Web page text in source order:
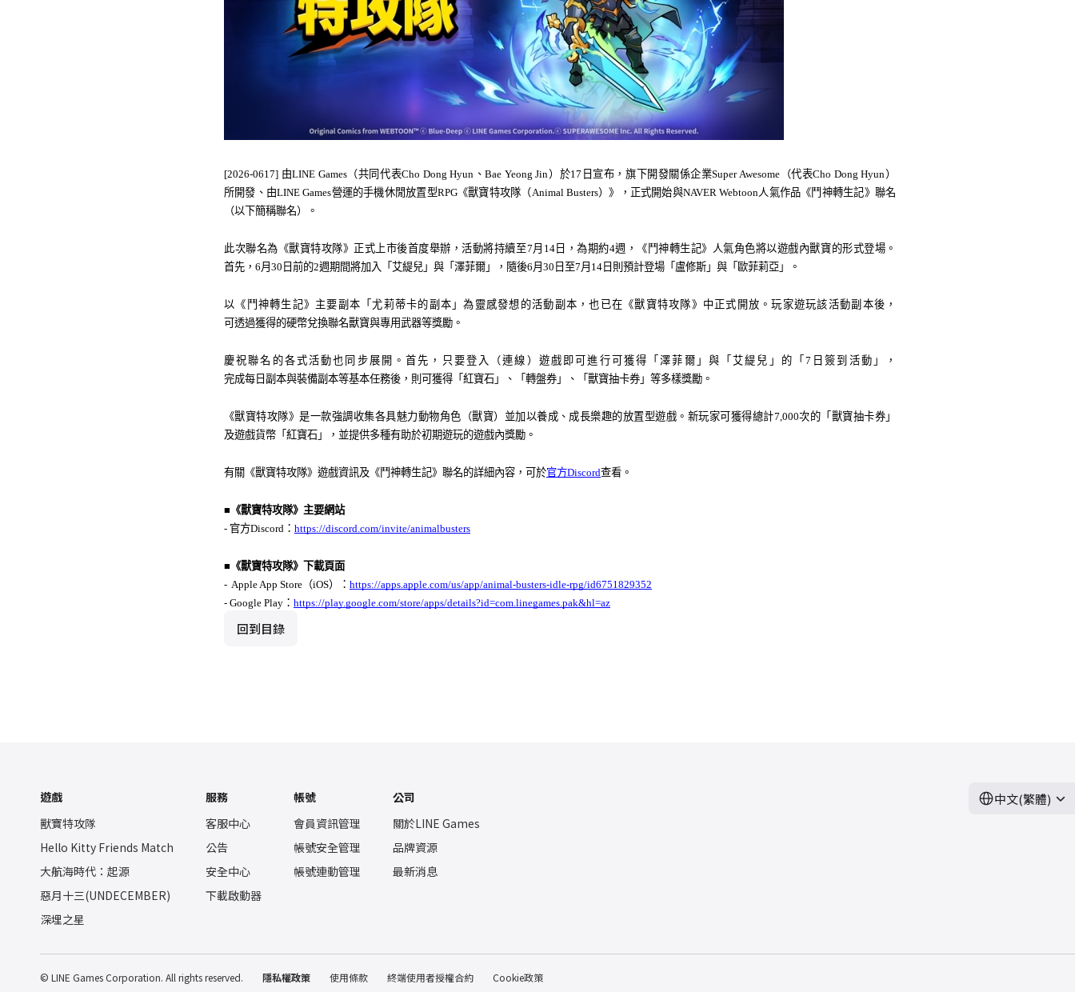
[2026-0617] 由LINE Games（共同代表Cho Dong Hyun、Bae Yeong Jin）於17日宣布，旗下開發關係企業Super Awesome（代表Cho Dong Hyun）
所開發、由LINE Games營運的手機休閒放置型RPG《獸寶特攻隊（Animal Busters）》，正式開始與NAVER Webtoon人氣作品《鬥 神轉生記》聯名
（以下簡稱聯名）。
此次聯名為 《獸寶特攻隊》正式上市後首度舉辦，活動將持續至7月14日，為期約4週，《 鬥神轉生記》人氣角色將以遊戲內獸寶的形式登場。
首先，6月30日前的2週期間將加入「艾緹兒」與「澤菲爾」，隨後6月30日至7月14日則預計登場「盧修斯」與「歐菲莉亞」。
以《 鬥 神轉生記》主要副本「尤莉蒂卡的副本」為 靈感發想的活動副本，也已在《獸寶特攻隊》中正式開放。玩家遊玩該活動副本後，
可透過獲得的硬幣兌換聯名獸寶與專用武器等獎勵。
慶祝聯名的各式活動也同步展開。首先，只要登入（連線）遊戲即可進行可獲得「澤菲爾」與「艾緹兒」的「7日簽到活動」
，
完成每日副本與裝備副本等基本任務後，則可獲得「紅寶石」、「轉盤券」、「獸寶抽卡券」等多樣獎勵。
《獸寶特攻隊》是一款強調收集各具魅力動物角色（獸寶）並加以養成、成長樂趣的放置型遊戲。新玩家可獲得總計7,000次的「獸寶抽卡券」
及遊戲貨幣「紅寶石」，並提供多種有助於初期遊玩的遊戲內獎勵。
有關《獸寶特攻隊》遊戲資訊及《鬥神轉生記》聯名的詳細內容，可於官方Discord查看 。
■《獸寶特攻隊》主要網站
- 官方Discord ： https://discord.com/invite/animalbusters
■《獸寶特攻隊》下載頁面
-  Apple App Store（iOS）
： https://apps.apple.com/us/app/animal-busters-idle-rpg/id6751829352
- Google Play ： https://play.google.com/store/apps/details?id=com.linegames.pak&hl=az
回到目錄
遊戲
獸寶特攻隊
Hello Kitty Friends Match
大航海時代：起源
惡月十三(UNDECEMBER)
深埋之星
服務
客服中心
公告
安全中心
下載啟動器
帳號
會員資訊管理
帳號安全管理
帳號連動管理
公司
關於LINE Games
品牌資源
最新消息
中文(繁體)
© LINE Games Corporation. All rights reserved. 隱私權政策 使用條款 終端使用者授權合約 Cookie政策